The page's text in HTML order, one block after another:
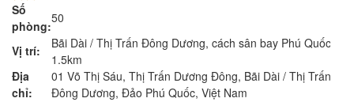
Số
phòng:
50
Vị trí:
Bãi Dài / Thị Trấn Đông Dương, cách sân bay Phú Quốc
1.5km
Địa
chỉ:
01 Võ Thị Sáu, Thị Trấn Dương Đông, Bãi Dài / Thị Trấn
Đông Dương, Đảo Phú Quốc, Việt Nam